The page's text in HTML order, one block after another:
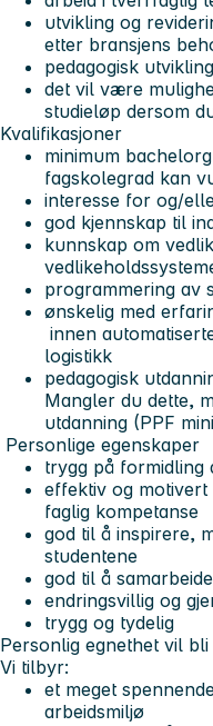
utvikling og
etter bransjens
pedagogisk
det vil være
studieløp dersom
Kvalifikasjoner
minimum
fagskolegrad kan
interesse for og/
god kjennskap til
kunnskap om
programmering av
ønskelig med
innen
logistikk
pedagogisk
Mangler du dette,
utdanning (PPF
Personlige egenskaper
trygg på formidling
effektiv og
faglig kompetanse
god til å inspirere,
studentene
god til å
endringsvillig og
trygg og tydelig
Personlig egnethet vil bli
Vi tilbyr:
et meget
arbeidsmiljø